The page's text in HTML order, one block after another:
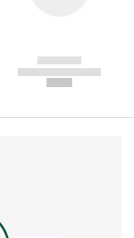
------------
----------- -----------